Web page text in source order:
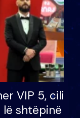
VIP 5, cili
shtëpinë